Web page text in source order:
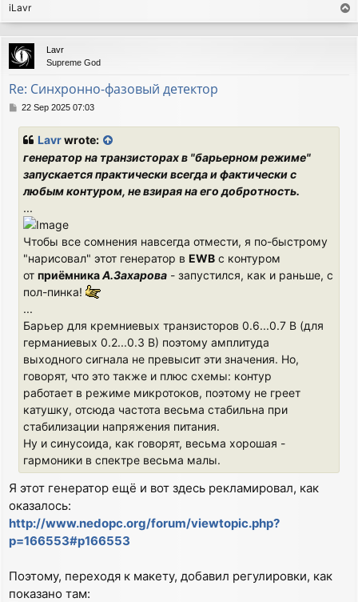
iLavr
o
p
Lavr
Supreme God
Re: Синхронно-фазовый детектор
P22 Sep 2025 07:03
Lavrwrote:
генератор на транзисторах в "барьерном режиме"
запускается практически всегда и фактически с
любым контуром, не взирая на его добротность.
...
Чтобы все сомнения навсегда отмести, я по-быстрому
"нарисовал" этот генератор в EWB с контуром
от приёмникаА.Захарова - запустился, как и раньше, с
пол-пинка!
...
Барьер для кремниевых транзисторов 0.6...0.7 В (для
германиевых 0.2...0.3 В) поэтому амплитуда
выходного сигнала не превысит эти значения. Но,
говорят, что это также и плюс схемы: контур
работает в режиме микротоков, поэтому не греет
катушку, отсюда частота весьма стабильна при
стабилизации напряжения питания.
Ну и синусоида, как говорят, весьма хорошая -
гармоники в спектре весьма малы.
Я этот генератор ещё и вот здесь рекламировал, как
оказалось:
http://www.nedopc.org/forum/viewtopic.php?
p=166553#p166553
Поэтому, переходя к макету, добавил регулировки, как
показано там: